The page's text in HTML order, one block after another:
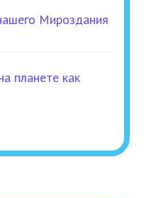
Мироздания
планете как